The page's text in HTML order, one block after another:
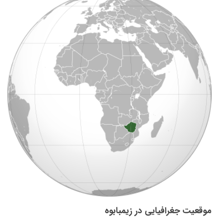
موقعیت جغرافیایی در زیمبابوه